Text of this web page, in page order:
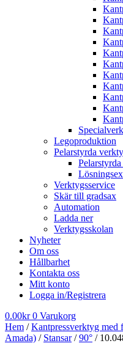
Legoproduktion
Pelarstyrda
Verktygsservice
Skär till gradsax
Automation
Ladda ner
Verktygsskolan
Nyheter
Om oss
Hållbarhet
Kontakta oss
Mitt konto
Logga in/Registrera
0.00kr 0 Varukorg
Hem /Kantpressverktyg med
Amada) / Stansar/90° /